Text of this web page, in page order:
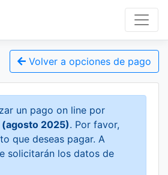
Volver a opciones de pago
un pago on line por
2025). Por favor,
que deseas pagar. A
solicitarán los datos de